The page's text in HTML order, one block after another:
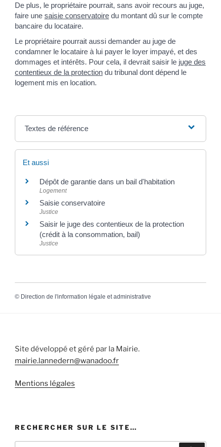
De plus, le propriétaire pourrait, sans avoir recours au juge,
faire une saisie conservatoire du montant dû sur le compte
bancaire du locataire.
Le propriétaire pourrait aussi demander au juge de
condamner le locataire à lui payer le loyer impayé, et des
dommages et intérêts. Pour cela, il devrait saisir le juge des
contentieux de la protection du tribunal dont dépend le
logement mis en location.
Textes de référence
Et aussi
Dépôt de garantie dans un bail d'habitation
Logement
Saisie conservatoire
Justice
Saisir le juge des contentieux de la protection
(crédit à la consommation, bail)
Justice
© Direction de l'information légale et administrative
Site développé et géré par la Mairie.
mairie.lannedern@wanadoo.fr
Mentions légales
RECHERCHER SUR LE SITE…